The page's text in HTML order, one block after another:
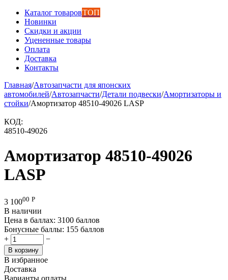
Каталог товаровТОП
Новинки
Скидки и акции
Уцененные товары
Оплата
Доставка
Контакты
Главная/Автозапчасти для японских
автомобилей/Автозапчасти/Детали подвески/Амортизаторы и
стойки/Амортизатор 48510-49026 LASP
КОД:
48510-49026
Амортизатор 48510-49026
LASP
3 10000 Р
В наличии
Цена в баллах: 3100 баллов
Бонусные баллы: 155 баллов
+
−
В корзину
В избранное
Доставка